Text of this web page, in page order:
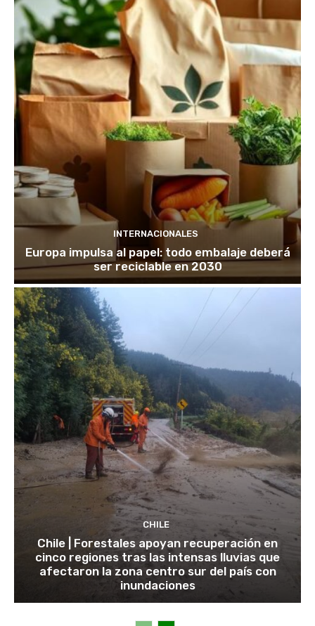
INTERNACIONALES
Europa impulsa al papel: todo embalaje deberá
ser reciclable en 2030
CHILE
Chile | Forestales apoyan recuperación en
cinco regiones tras las intensas lluvias que
afectaron la zona centro sur del país con
inundaciones